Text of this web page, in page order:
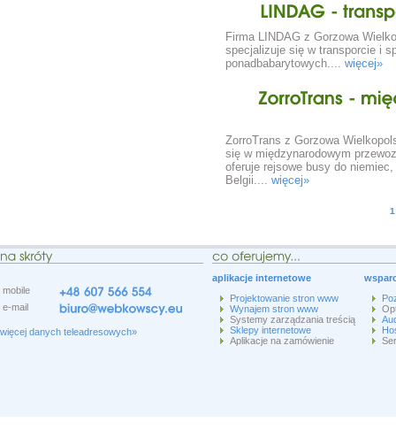
Firma LINDAG z Gorzowa
specjalizuje się w transporcie i
ponadbabarytowych.... więcej»
ZorroTrans z Gorzowa
się w międzynarodowym
oferuje rejsowe busy do
Belgii.... więcej»
1
mobile
e-mail
więcej danych teleadresowych»
aplikacje internetowe
Projektowanie stron www
Wynajem stron www
Systemy zarządzania treścią
Sklepy internetowe
Aplikacje na zamówienie